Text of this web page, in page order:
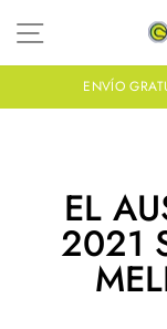
directamente
al
ENVÍO
EL
2021